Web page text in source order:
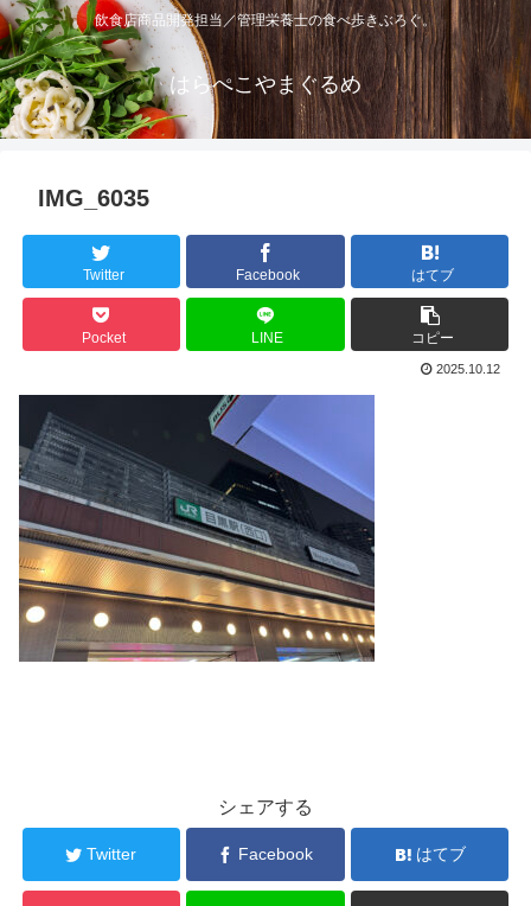
飲食店商品開発担当／管理栄養士の食べ歩きぶろぐ。
はらぺこやまぐるめ
IMG_6035
Twitter Facebook はてブ
Pocket LINE コピー
2025.10.12
シェアする
Twitter Facebook はてブ